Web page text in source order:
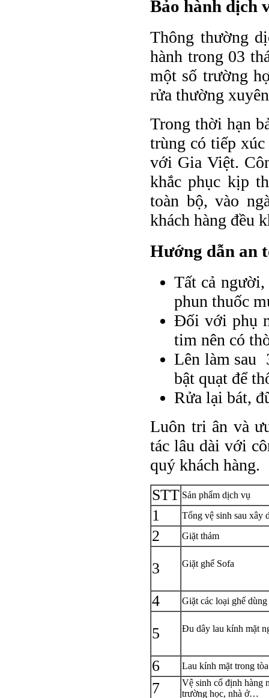
Bảo hành dịch
Thông thường
hành trong 03
một số trường
rửa thường
Trong thời hạn
trùng có tiếp
với Gia Việt.
khắc phục kịp
toàn bộ, vào
khách hàng đều
Hướng dẫn an
Tất cả
phun thuốc
Đối với phụ
tim nên có
Lên làm sau
bật quạt để
Rửa lại bát,
Luôn tri ân và
tác lâu dài với
quý khách hàng.
STT Sản phẩm dịch vụ
1 Tổng vệ sinh sau xây
2 Giặt thảm
3 Giặt ghế Sofa
4 Giặt các loại ghế
5 Đu dây lau kính mặt
6 Lau kính mặt trong
7
Vệ sinh cố định hàng
trường học, nhà ở…